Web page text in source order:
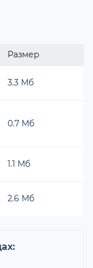
Размер
3.3 Мб
0.7 Мб
1.1 Мб
2.6 Мб